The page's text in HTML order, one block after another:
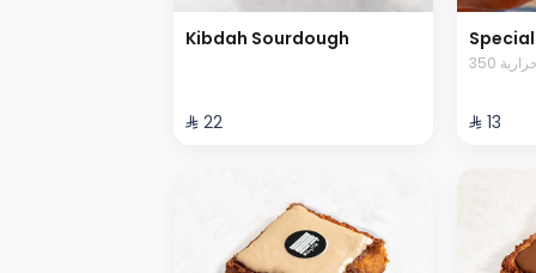
Kibdah Sourdough
⁨⁦‪‬ 22⁩ ⁨⁦‪‬ 13⁩